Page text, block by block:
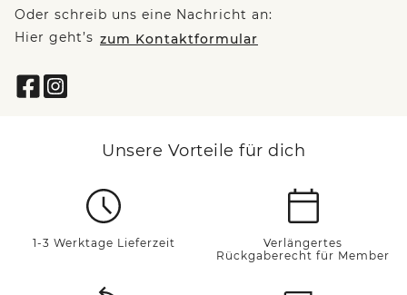
Oder schreib uns eine Nachricht an:
Hier geht’s zum Kontaktformular
Unsere Vorteile für dich
1-3 Werktage Lieferzeit
Verlängertes
Rückgaberecht für Member